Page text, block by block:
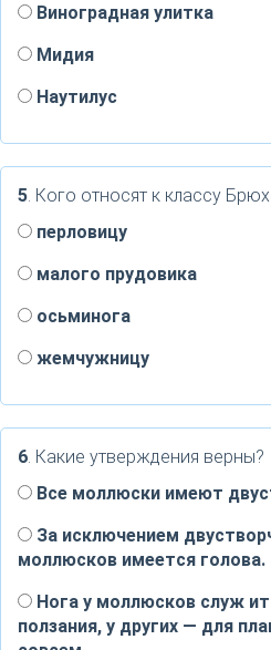
Виноградная улитка
Мидия
Наутилус
5. Кого относят к классу
перловицу
малого прудовика
осьминога
жемчужницу
6. Какие утверждения верны?
Все моллюски имеют
За исключением
моллюсков имеется голова.
Нога у моллюсков служ
ползания, у других — для